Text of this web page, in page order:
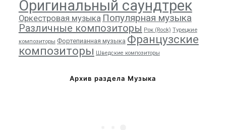
Оригинальный саундтрек
Оркестровая музыка Популярная музыка
Различные композиторы Рок (Rock) Турецкие
композиторы Фортепианная музыка Французские
композиторы Шведские композиторы
Архив раздела Музыка